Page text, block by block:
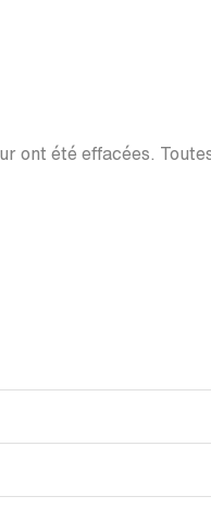
ont été effacées.